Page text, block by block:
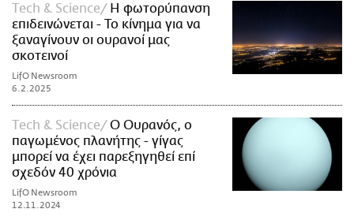
Τech & Science
Η φωτορύπανση
επιδεινώνεται - To κίνημα για να
ξαναγίνουν οι ουρανοί μας
σκοτεινοί
LifO Newsroom
6.2.2025
Τech & Science
Ο Ουρανός, ο
παγωμένος πλανήτης - γίγας
μπορεί να έχει παρεξηγηθεί επί
σχεδόν 40 χρόνια
LifO Newsroom
12.11.2024